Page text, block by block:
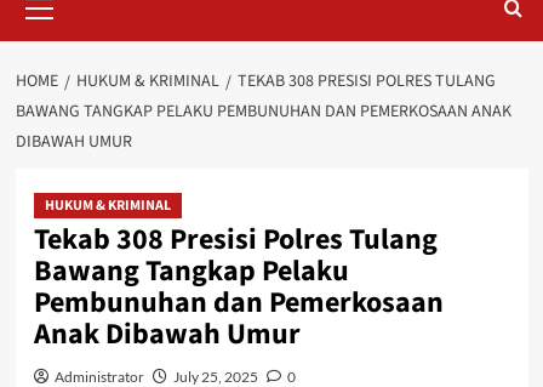
Menu
HOME HUKUM & KRIMINAL
TEKAB 308 PRESISI POLRES TULANG
BAWANG TANGKAP PELAKU PEMBUNUHAN DAN PEMERKOSAAN ANAK
DIBAWAH UMUR
HUKUM & KRIMINAL
Tekab 308 Presisi Polres Tulang
Bawang Tangkap Pelaku
Pembunuhan dan Pemerkosaan
Anak Dibawah Umur
Administrator July 25, 2025 0